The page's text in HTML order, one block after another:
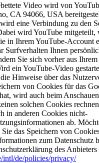
Video wird von
CA 94066, USA
eine Verbindung zu den
wird YouTube mitgeteilt,
in Ihrem YouTube-Account
Surfverhalten Ihnen
Sie sich vorher aus
ein YouTube-Video
Hinweise über das
von Cookies für das
wird auch beim
solchen Cookies
in anderen Cookies nicht-
ab.
Sie das Speichern von
zum Datenschutz
des Anbieters
intl/de/policies/privacy/